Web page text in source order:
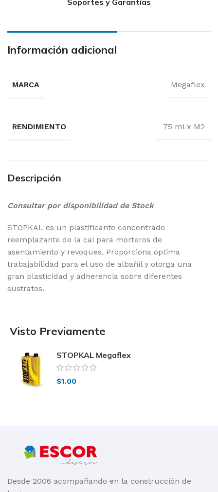
Información adicional
MARCA Megaflex
RENDIMIENTO 75 ml x M2
Descripción
Consultar por disponibilidad de Stock
STOPKAL es un plastificante concentrado
reemplazante de la cal para morteros de
asentamiento y revoques. Proporciona óptima
trabajabilidad para el uso de albañil y otorga una
gran plasticidad y adherencia sobre diferentes
sustratos.
Visto Previamente
STOPKAL Megaflex
$1.00
Desde 2006 acompañando en la construcción de